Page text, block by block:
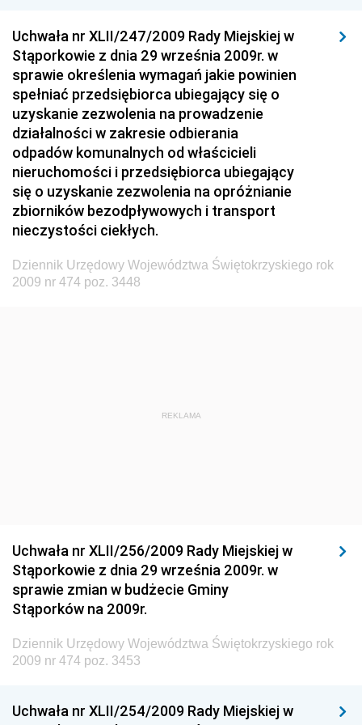
Dziennik Urzędowy Ministerstwa Hutnictwa i
Przemysłu Maszynowego
Dziennik Urzędowy Ministerstwa Zdrowia i Opieki
Społecznej
Dziennik Urzędowy Ministerstwa Rolnictwa, Leśnictwa
i Gospodarki Żywnościowej
Dziennik Urzędowy Ministra Spraw Wewnętrznych
Dziennik Urzędowy Ministra Transportu, Budownictwa
i Gospodarki Morskiej
Dziennik Urzędowy Ministra Administracji i Cyfryzacji
Dziennik Urzędowy Głównego Inspektora Ochrony
Dziennik Urzędowy Ministra Budownictwa i Przemysłu
Środowiska
Dziennik Urzędowy Ministerstwa Administracji,
Gospodarki Terenowej i Ochrony Środowiska
Gospodarki Przestrzennej
Uchwała nr XLII/247/2009 Rady Miejskiej w
Stąporkowie z dnia 29 września 2009r. w
sprawie określenia wymagań jakie powinien
spełniać przedsiębiorca ubiegający się o
uzyskanie zezwolenia na prowadzenie
działalności w zakresie odbierania
odpadów komunalnych od właścicieli
nieruchomości i przedsiębiorca ubiegający
się o uzyskanie zezwolenia na opróżnianie
zbiorników bezodpływowych i transport
nieczystości ciekłych.
Dziennik Urzędowy Województwa Świętokrzyskiego rok
2009 nr 474 poz. 3448
REKLAMA
Uchwała nr XLII/256/2009 Rady Miejskiej w
Stąporkowie z dnia 29 września 2009r. w
sprawie zmian w budżecie Gminy
Stąporków na 2009r.
Dziennik Urzędowy Województwa Świętokrzyskiego rok
2009 nr 474 poz. 3453
Uchwała nr XLII/254/2009 Rady Miejskiej w